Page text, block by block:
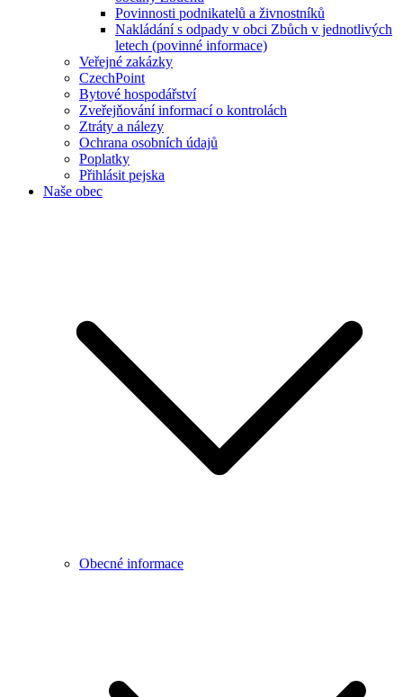
Povinnosti podnikatelů a živnostníků
Nakládání s odpady v obci Zbůch v jednotlivých
letech (povinné informace)
Veřejné zakázky
CzechPoint
Bytové hospodářství
Zveřejňování informací o kontrolách
Ztráty a nálezy
Ochrana osobních údajů
Poplatky
Přihlásit pejska
Naše obec
Obecné informace